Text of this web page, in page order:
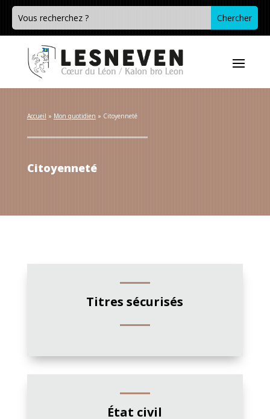
Accueil » Mon quotidien » Citoyenneté
Citoyenneté
Titres sécurisés
État civil